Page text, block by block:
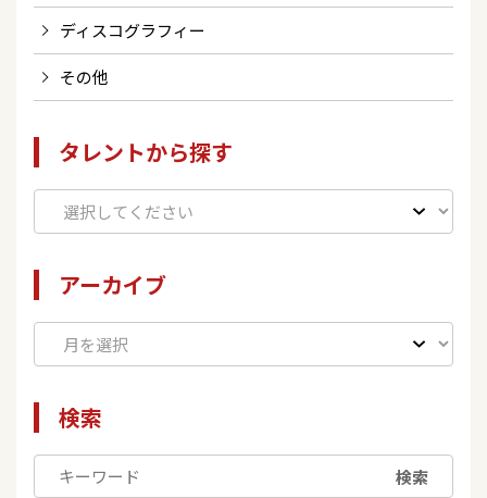
ディスコグラフィー
その他
タレントから探す
アーカイブ
検索
検索